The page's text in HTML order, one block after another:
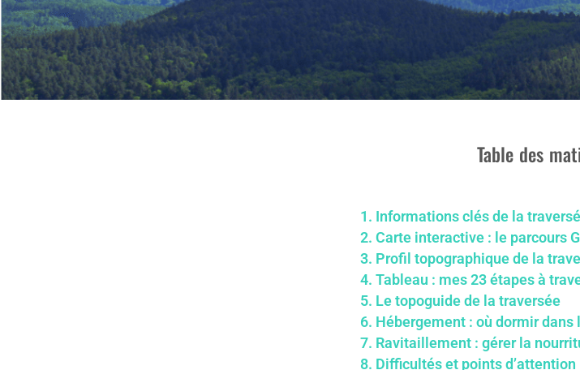
Table des
1. Informations clés de la
2. Carte interactive : le parcours
3. Profil topographique de la
4. Tableau : mes 23 étapes à
5. Le topoguide de la traversée
6. Hébergement : où dormir dans
7. Ravitaillement : gérer la
8. Difficultés et points d’attention